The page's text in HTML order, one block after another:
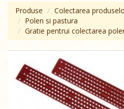
Produse
Colectarea
Polen si pastura
Gratie pentrui colectarea